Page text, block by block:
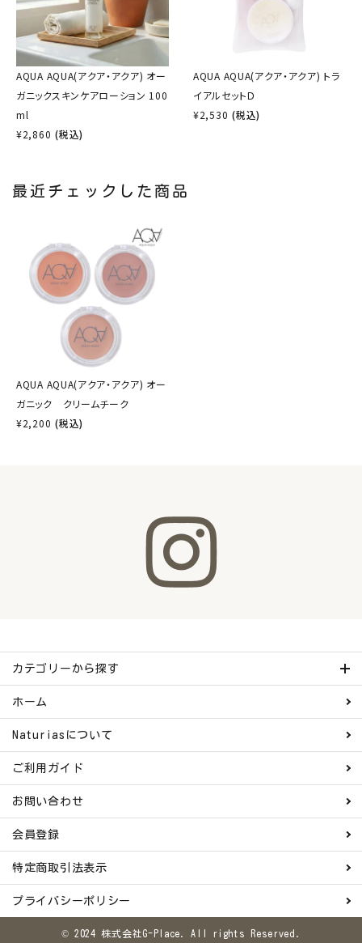
AQUA AQUA(アクア・アクア) オー
ガニックスキンケアローション 100
ml
¥2,860 (税込)
AQUA AQUA(アクア・アクア) トラ
イアルセットＤ
¥2,530 (税込)
最近チェックした商品
AQUA AQUA(アクア・アクア) オー
ガニック クリームチーク
¥2,200 (税込)
カテゴリーから探す
ホーム
Naturiasについて
ご利用ガイド
お問い合わせ
会員登録
特定商取引法表示
プライバシーポリシー
© 2024 株式会社G-Place. All rights Reserved.